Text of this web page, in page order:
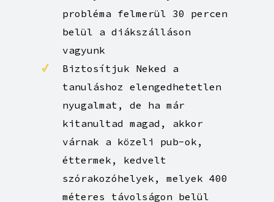
Külön közösségi csoportot
üzemeltetünk az itt lakó
Diákjainknak, napi szinten
tartjuk velük a kapcsolatot,
amennyiben bármilyen
probléma felmerül 30 percen
belül a diákszálláson
vagyunk
Biztosítjuk Neked a
tanuláshoz elengedhetetlen
nyugalmat, de ha már